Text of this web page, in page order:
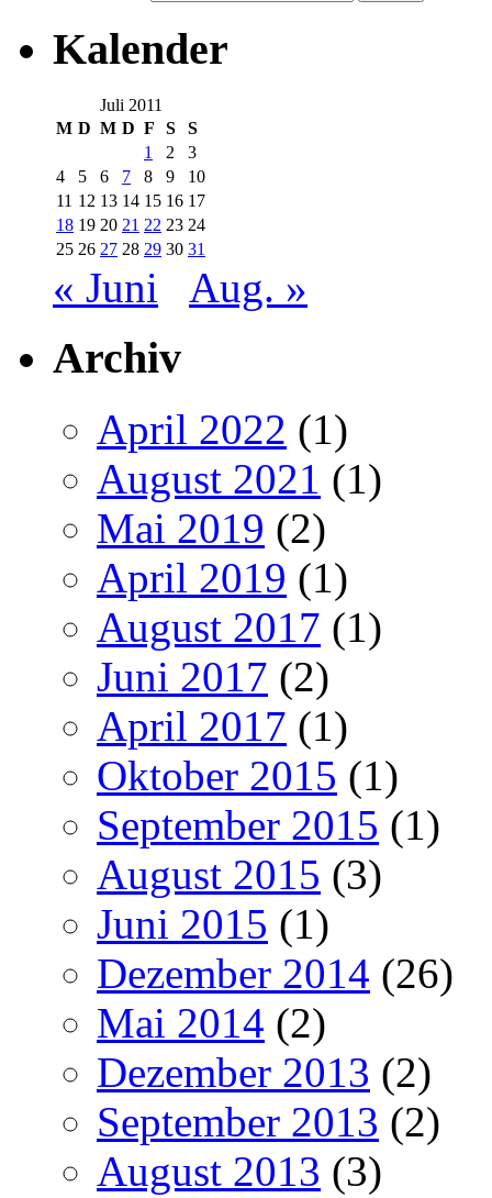
Kalender
Juli 2011
M D M D F S
S
1
2
3
4
5 6 7 8 9
10
11 12 13 14 15 16 17
18 19 20 21 22 23 24
25 26 27 28 29 30 31
« Juni Aug. »
Archiv
April 2022 (1)
August 2021 (1)
Mai 2019 (2)
April 2019 (1)
August 2017 (1)
Juni 2017 (2)
April 2017 (1)
Oktober 2015 (1)
September 2015 (1)
August 2015 (3)
Juni 2015 (1)
Dezember 2014 (26)
Mai 2014 (2)
Dezember 2013 (2)
September 2013 (2)
August 2013 (3)